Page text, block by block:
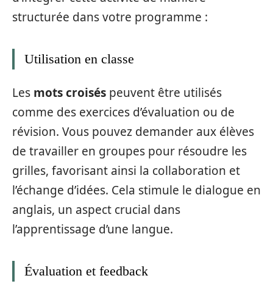
structurée dans votre programme :
Utilisation en classe
Les mots croisés peuvent être utilisés
comme des exercices d’évaluation ou de
révision. Vous pouvez demander aux élèves
de travailler en groupes pour résoudre les
grilles, favorisant ainsi la collaboration et
l’échange d’idées. Cela stimule le dialogue en
anglais, un aspect crucial dans
l’apprentissage d’une langue.
Évaluation et feedback